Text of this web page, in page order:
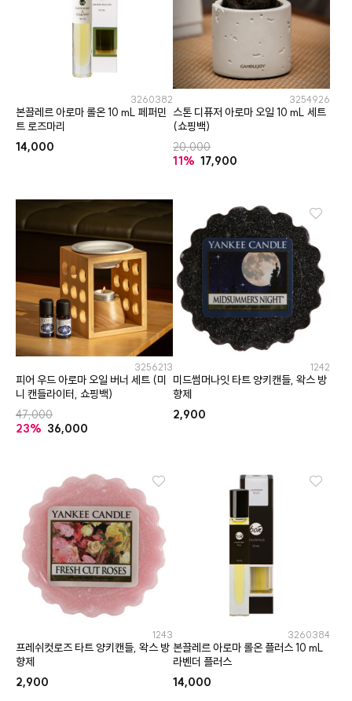
3260382
본끌레르 아로마 롤온 10 mL 페퍼민
트 로즈마리
14,000
3254926
스톤 디퓨저 아로마 오일 10 mL 세트
(쇼핑백)
20,000
11% 17,900
3256213
피어 우드 아로마 오일 버너 세트 (미
니 캔들라이터, 쇼핑백)
47,000
23% 36,000
1242
미드썸머나잇 타트 양키캔들, 왁스 방
향제
2,900
1243
프레쉬컷로즈 타트 양키캔들, 왁스 방
향제
2,900
3260384
본끌레르 아로마 롤온 플러스 10 mL
라벤더 플러스
14,000